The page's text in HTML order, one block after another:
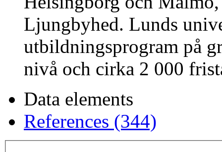
Ljungbyhed. Lunds
utbildningsprogram på
nivå och cirka 2 000
Data elements
References (344)